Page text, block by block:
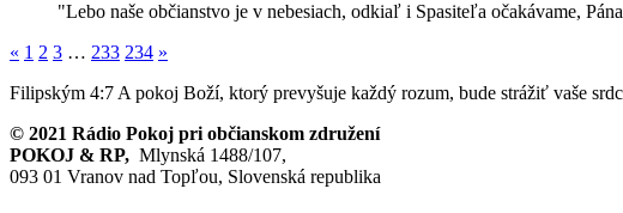
"Lebo naše občianstvo je v nebesiach, odkiaľ i Spasiteľa očakávame,
« 1 2 3 … 233 234 »
Filipským 4:7 A pokoj Boží, ktorý prevyšuje každý rozum, bude strážiť vaše
© 2021 Rádio Pokoj pri občianskom združení
POKOJ & RP, Mlynská 1488/107,
093 01 Vranov nad Topľou, Slovenská republika